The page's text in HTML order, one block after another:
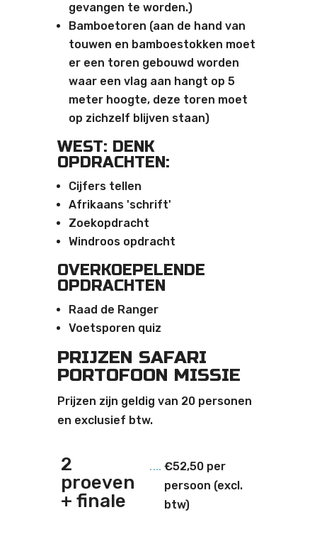
gevangen te worden.)
Bamboetoren (aan de hand van
touwen en bamboestokken moet
er een toren gebouwd worden
waar een vlag aan hangt op 5
meter hoogte, deze toren moet
op zichzelf blijven staan)
WEST: DENK
OPDRACHTEN:
Cijfers tellen
Afrikaans 'schrift'
Zoekopdracht
Windroos opdracht
OVERKOEPELENDE
OPDRACHTEN
Raad de Ranger
Voetsporen quiz
PRIJZEN SAFARI
PORTOFOON MISSIE
Prijzen zijn geldig van 20 personen
en exclusief btw.
2
proeven
+ finale
€52,50 per
persoon (excl.
btw)